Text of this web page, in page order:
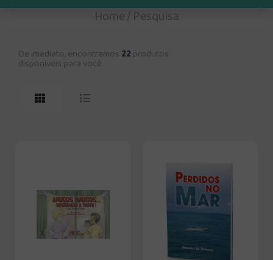
Home/Pesquisa
De imediato, encontramos 22 produtos
disponíveis para você